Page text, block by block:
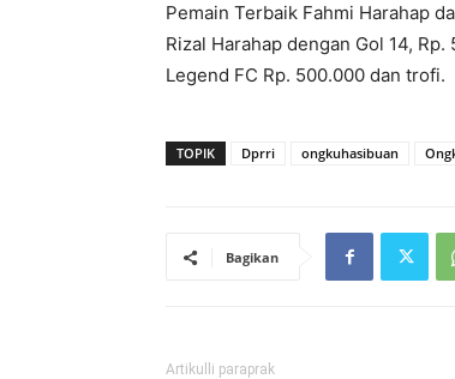
Pemain Terbaik Fahmi Harahap
Rizal Harahap dengan Gol 14,
Legend FC Rp. 500.000 dan trofi.
TOPIK Dprri ongkuhasibuan
Bagikan
Artikulli paraprak